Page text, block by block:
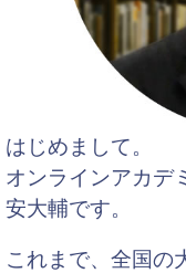
はじめまして。
オンラインアカデ
安大輔です。
これまで、全国の